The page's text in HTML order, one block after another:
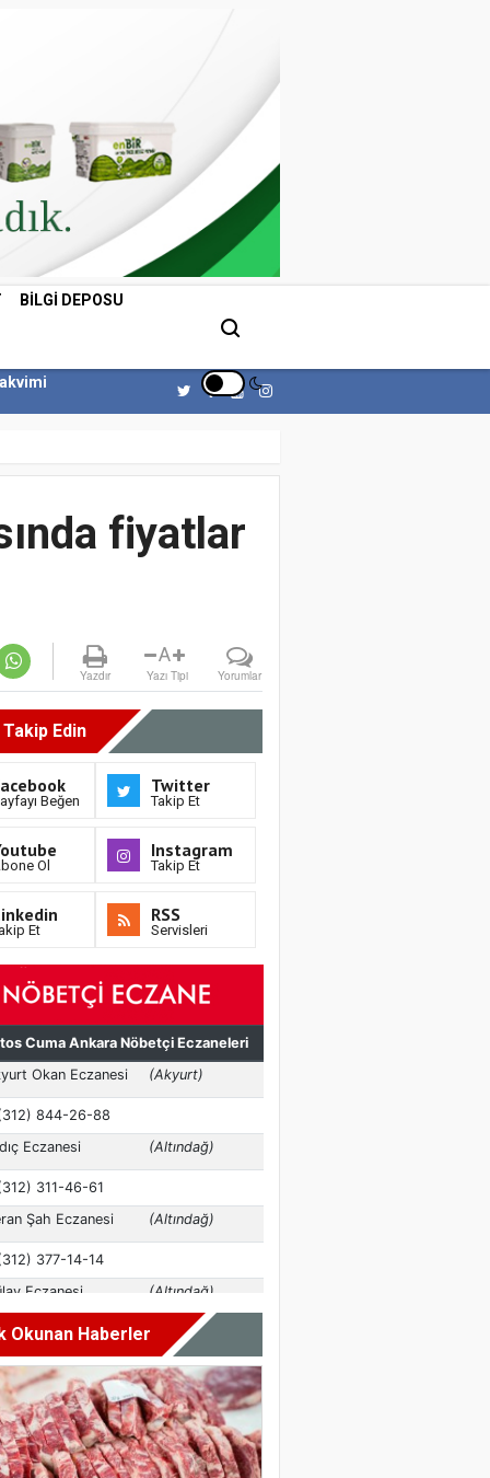
BILGI DEPOSU
fiyatlar
Yazdır
A
Yazı Tipi Yorumlar
Edin
Beğen
Twitter
Takip Et
Ol
Instagram
Takip Et
Et
RSS
Servisleri
Okunan Haberler